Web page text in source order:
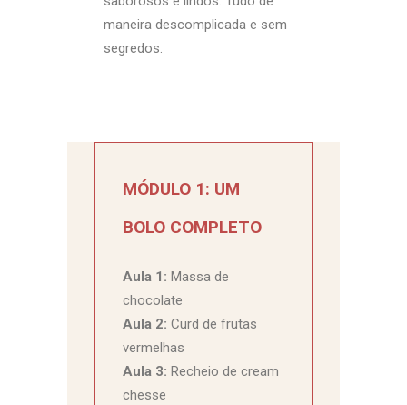
maneira descomplicada e sem
segredos.
MÓDULO 1: UM
BOLO COMPLETO
Aula 1: Massa de
chocolate
Aula 2: Curd de frutas
vermelhas
Aula 3: Recheio de cream
chesse